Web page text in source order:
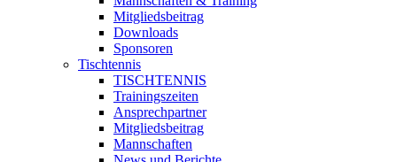
Mitgliedsbeitrag
Downloads
Sponsoren
Tischtennis
TISCHTENNIS
Trainingszeiten
Ansprechpartner
Mitgliedsbeitrag
Mannschaften